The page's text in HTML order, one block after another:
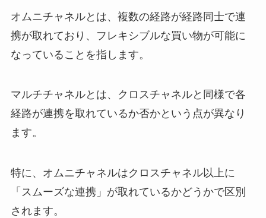
オムニチャネルとは、複数の経路が経路同士で連
携が取れており、フレキシブルな買い物が可能に
なっていることを指します。
マルチチャネルとは、クロスチャネルと同様で各
経路が連携を取れているか否かという点が異なり
ます。
特に、オムニチャネルはクロスチャネル以上に
「スムーズな連携」が取れているかどうかで区別
されます。